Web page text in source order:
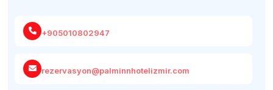
+905010802947
rezervasyon@palminnhotelizmir.com